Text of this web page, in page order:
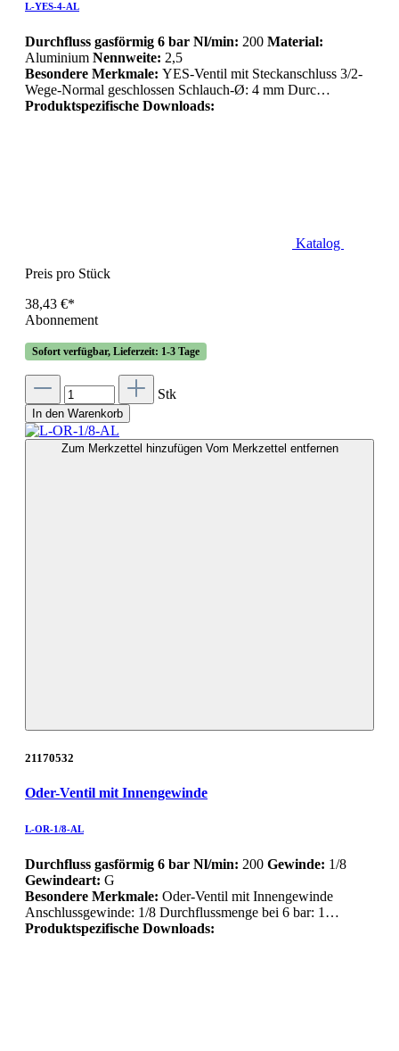
L-YES-4-AL
Durchfluss gasförmig 6 bar Nl/min: 200 Material:
Aluminium Nennweite: 2,5
Besondere Merkmale: YES-Ventil mit Steckanschluss 3/2-
Wege-Normal geschlossen Schlauch-Ø: 4 mm Durc…
Produktspezifische Downloads:
Katalog
Preis pro Stück
38,43 €*
Abonnement
Sofort verfügbar, Lieferzeit: 1-3 Tage
Stk
In den Warenkorb
Zum Merkzettel hinzufügen Vom Merkzettel entfernen
21170532
Oder-Ventil mit Innengewinde
L-OR-1/8-AL
Durchfluss gasförmig 6 bar Nl/min: 200 Gewinde: 1/8
Gewindeart: G
Besondere Merkmale: Oder-Ventil mit Innengewinde
Anschlussgewinde: 1/8 Durchflussmenge bei 6 bar: 1…
Produktspezifische Downloads: